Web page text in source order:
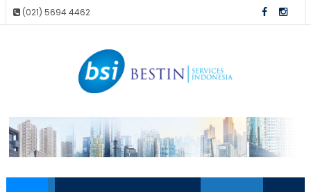
(021) 5694 4462